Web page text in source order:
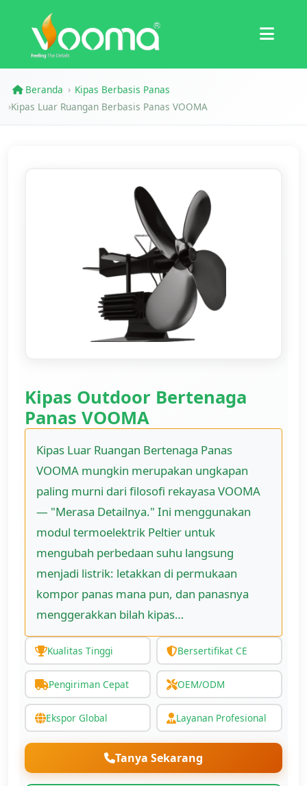
Sertifikasi
Studi Kasus
Beranda › Kipas Berbasis Panas
›Kipas Luar Ruangan Berbasis Panas VOOMA
Kipas Outdoor Bertenaga
Panas VOOMA
Kipas Luar Ruangan Bertenaga Panas
VOOMA mungkin merupakan ungkapan
paling murni dari filosofi rekayasa VOOMA
— "Merasa Detailnya." Ini menggunakan
modul termoelektrik Peltier untuk
mengubah perbedaan suhu langsung
menjadi listrik: letakkan di permukaan
kompor panas mana pun, dan panasnya
menggerakkan bilah kipas…
Kualitas Tinggi Bersertifikat CE
Pengiriman Cepat OEM/ODM
Ekspor Global Layanan Profesional
Tanya Sekarang